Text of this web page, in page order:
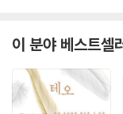
북 리뷰
역사적 상상력의 눈부
설. _피플
이 분야 베스트셀